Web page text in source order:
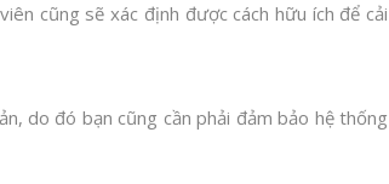
cũng sẽ xác định được cách hữu ích để cải
do đó bạn cũng cần phải đảm bảo hệ thống